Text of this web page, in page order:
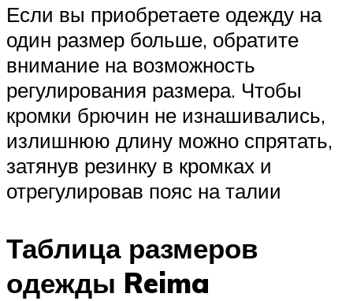
Если вы приобретаете одежду на
один размер больше, обратите
внимание на возможность
регулирования размера. Чтобы
кромки брючин не изнашивались,
излишнюю длину можно спрятать,
затянув резинку в кромках и
отрегулировав пояс на талии
Таблица размеров
одежды Reima